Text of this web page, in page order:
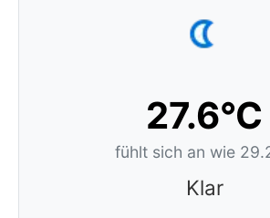
27.6°C
fühlt sich an wie
Klar